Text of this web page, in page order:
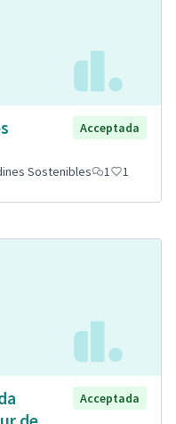
Acceptada
Sostenibles 1 1
Acceptada